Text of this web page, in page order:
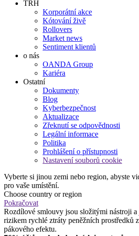
TRH
Korporátní akce
Kótování živě
Rollovers
Market news
Sentiment klientů
o nás
OANDA Group
Kariéra
Ostatní
Dokumenty
Blog
Kyberbezpečnost
Aktualizace
Zřeknutí se odpovědnosti
Legální informace
Politika
Prohlášení o přístupnosti
Nastavení souborů cookie
Vyberte si jinou zemi nebo region, abyste
pro vaše umístění.
Choose country or region
Pokračovat
Rozdílové smlouvy jsou složitými nástroji
rizikem rychlé ztráty peněžních prostředků
pákového efektu.